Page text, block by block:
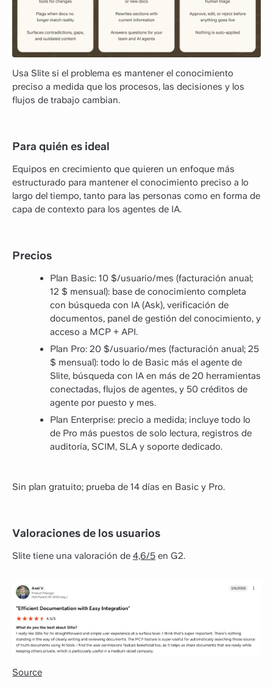
Usa Slite si el problema es mantener el conocimiento
preciso a medida que los procesos, las decisiones y los
flujos de trabajo cambian.
Para quién es ideal
Equipos en crecimiento que quieren un enfoque más
estructurado para mantener el conocimiento preciso a lo
largo del tiempo, tanto para las personas como en forma de
capa de contexto para los agentes de IA.
Precios
Plan Basic: 10 $/usuario/mes (facturación anual;
12 $ mensual): base de conocimiento completa
con búsqueda con IA (Ask), verificación de
documentos, panel de gestión del conocimiento, y
acceso a MCP + API.
Plan Pro: 20 $/usuario/mes (facturación anual; 25
$ mensual): todo lo de Basic más el agente de
Slite, búsqueda con IA en más de 20 herramientas
conectadas, flujos de agentes, y 50 créditos de
agente por puesto y mes.
Plan Enterprise: precio a medida; incluye todo lo
de Pro más puestos de solo lectura, registros de
auditoría, SCIM, SLA y soporte dedicado.
Sin plan gratuito; prueba de 14 días en Basic y Pro.
Valoraciones de los usuarios
Slite tiene una valoración de 4,6/5 en G2.
Source